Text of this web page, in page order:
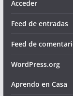
Acceder
Feed de entradas
Feed de
WordPress.org
Aprendo en Casa